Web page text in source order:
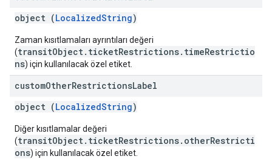
object (LocalizedString)
Zaman kısıtlamaları ayrıntıları değeri
(transitObject.ticketRestrictions.timeRestrictio
ns) için kullanılacak özel etiket.
customOtherRestrictionsLabel
object (LocalizedString)
Diğer kısıtlamalar değeri
(transitObject.ticketRestrictions.otherRestricti
ons) için kullanılacak özel etiket.